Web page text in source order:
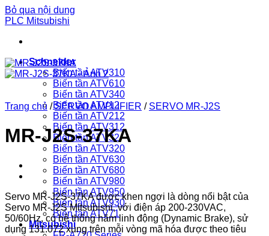
Bỏ qua nội dung
PLC Mitsubishi
Schneider
Biến tần ATV310
Biến tần ATV610
Biến tần ATV340
Biến tần ATV12
Biến tần ATV212
Biến tần ATV312
Biến tần ATV32
Biến tần ATV320
Biến tần ATV630
Biến tần ATV680
Biến tần ATV980
Biến tần ATV950
Biến tần ATV930
Biến tần ATV71
Mitsubishi
Trang chủ / SERVO AMPLIFIER / SERVO MR-J2S
MR-J2S-37KA
Servo MR-J2S-37KA được khen ngợi là dòng nổi bật của
Servo MR-J2S Mitsubishi, với điện áp 200-230VAC,
50/60Hz, có hệ thống hãm linh động (Dynamic Brake), sử
dụng 131.072 xung trên mỗi vòng mã hóa được theo tiêu